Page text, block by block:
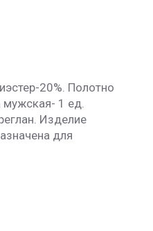
20%. Полотно
мужская- 1 ед.
Изделие
для